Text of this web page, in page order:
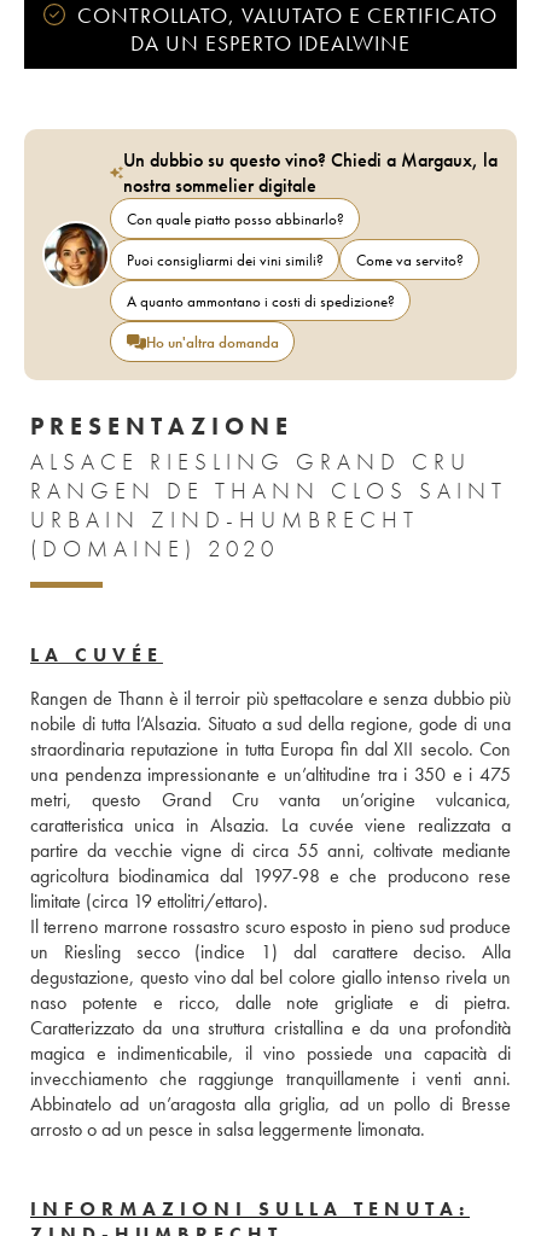
CONTROLLATO, VALUTATO E CERTIFICATO
DA UN ESPERTO IDEALWINE
Un dubbio su questo vino? Chiedi a Margaux, la
nostra sommelier digitale
Con quale piatto posso abbinarlo?
Puoi consigliarmi dei vini simili?
Come va servito?
A quanto ammontano i costi di spedizione?
Ho un'altra domanda
PRESENTAZIONE
ALSACE RIESLING GRAND CRU
RANGEN DE THANN CLOS SAINT
URBAIN ZIND-HUMBRECHT
(DOMAINE) 2020
LA CUVÉE
Rangen de Thann è il terroir più spettacolare e senza dubbio più
nobile di tutta l’Alsazia. Situato a sud della regione, gode di una
straordinaria reputazione in tutta Europa fin dal XII secolo. Con
una pendenza impressionante e un’altitudine tra i 350 e i 475
metri, questo Grand Cru vanta un’origine vulcanica,
caratteristica unica in Alsazia. La cuvée viene realizzata a
partire da vecchie vigne di circa 55 anni, coltivate mediante
agricoltura biodinamica dal 1997-98 e che producono rese
limitate (circa 19 ettolitri/ettaro).
Il terreno marrone rossastro scuro esposto in pieno sud produce
un Riesling secco (indice 1) dal carattere deciso. Alla
degustazione, questo vino dal bel colore giallo intenso rivela un
naso potente e ricco, dalle note grigliate e di pietra.
Caratterizzato da una struttura cristallina e da una profondità
magica e indimenticabile, il vino possiede una capacità di
invecchiamento che raggiunge tranquillamente i venti anni.
Abbinatelo ad un’aragosta alla griglia, ad un pollo di Bresse
arrosto o ad un pesce in salsa leggermente limonata.
INFORMAZIONI SULLA TENUTA: